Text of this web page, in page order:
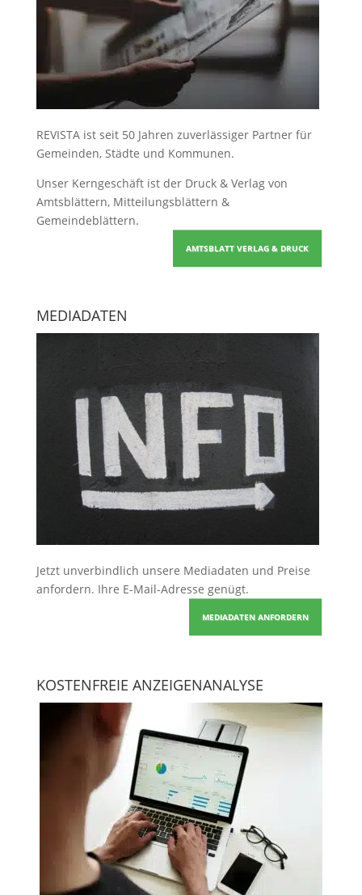
REVISTA ist seit 50 Jahren zuverlässiger Partner für
Gemeinden, Städte und Kommunen.
Unser Kerngeschäft ist der Druck & Verlag von
Amtsblättern, Mitteilungsblättern &
Gemeindeblättern.
AMTSBLATT VERLAG & DRUCK
MEDIADATEN
Jetzt unverbindlich unsere Mediadaten und Preise
anfordern. Ihre E-Mail-Adresse genügt.
MEDIADATEN ANFORDERN
KOSTENFREIE ANZEIGENANALYSE